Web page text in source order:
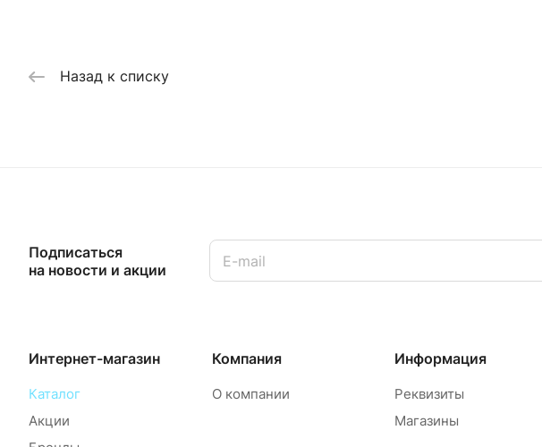
Назад к списку
Подписаться
на новости и акции
Интернет-магазин
Каталог
Акции
Компания
О компании
Информация
Реквизиты
Магазины